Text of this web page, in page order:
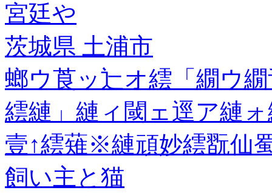
宮廷や
茨城県 土浦市
螂ウ莨ッ辷オ繧「繝ウ
繧縺」縺ィ閾ェ逕ア縺
壹↑繧薙※縺頑妙繧翫仙
飼い主と猫